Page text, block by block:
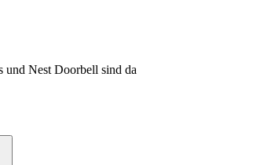
und Nest Doorbell sind da